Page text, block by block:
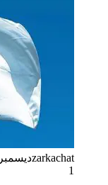
zarkachatديسمبر 2, 2024
1